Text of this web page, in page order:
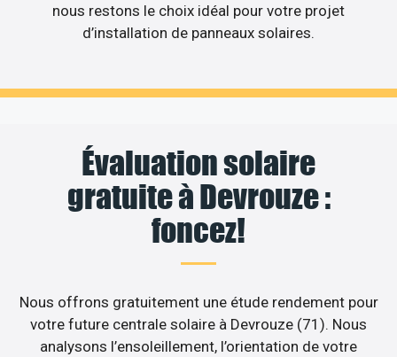
nous restons le choix idéal pour votre projet
d’installation de panneaux solaires.
Évaluation solaire
gratuite à Devrouze :
foncez!
Nous offrons gratuitement une étude rendement pour
votre future centrale solaire à Devrouze (71). Nous
analysons l’ensoleillement, l’orientation de votre